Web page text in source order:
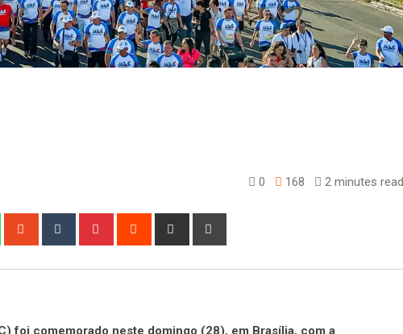
0 168 2 minutes read
WhatsappStumbleUpon
Tumblr Pinterest Reddit
Share